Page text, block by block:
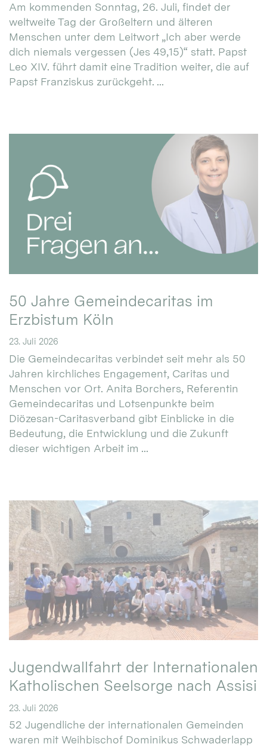
Am kommenden Sonntag, 26. Juli, findet der
weltweite Tag der Großeltern und älteren
Menschen unter dem Leitwort „Ich aber werde
dich niemals vergessen (Jes 49,15)“ statt. Papst
Leo XIV. führt damit eine Tradition weiter, die auf
Papst Franziskus zurückgeht. ...
50 Jahre Gemeindecaritas im
Erzbistum Köln
23. Juli 2026
Die Gemeindecaritas verbindet seit mehr als 50
Jahren kirchliches Engagement, Caritas und
Menschen vor Ort. Anita Borchers, Referentin
Gemeindecaritas und Lotsenpunkte beim
Diözesan-Caritasverband gibt Einblicke in die
Bedeutung, die Entwicklung und die Zukunft
dieser wichtigen Arbeit im ...
Jugendwallfahrt der Internationalen
Katholischen Seelsorge nach Assisi
23. Juli 2026
52 Jugendliche der internationalen Gemeinden
waren mit Weihbischof Dominikus Schwaderlapp